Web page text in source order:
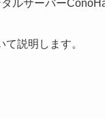
ルサーバー
説明します。